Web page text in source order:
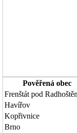
Pověřená obec
Frenštát pod
Havířov
Kopřivnice
Brno